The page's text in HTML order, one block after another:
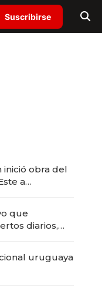
Suscribirse
inició obra del
a
que
diarios,
uruguaya